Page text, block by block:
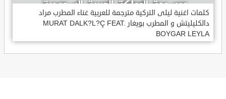
كلمات اغنية ليلى التركية مترجمة للعربية غناء المطرب مراد
دالكليليتش و المطرب بويغار MURAT DALK?L?Ç FEAT.
BOYGAR LEYLA